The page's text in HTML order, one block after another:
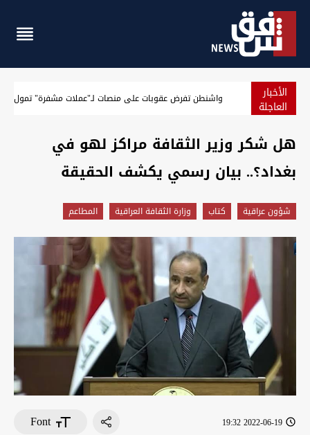
الأخبار
العاجلة الجيش الأميركي يعلن حصيلة جديدة لنتائج حصار إيران
هل شكر وزير الثقافة مراكز لهو في
بغداد؟.. بيان رسمي يكشف الحقيقة
شؤون عراقية كتاب وزارة الثقافة العراقية المطاعم
2022-06-19 19:32
Font